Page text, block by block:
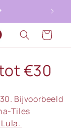
Winkelwagen
€30
Bijvoorbeeld
Tiles